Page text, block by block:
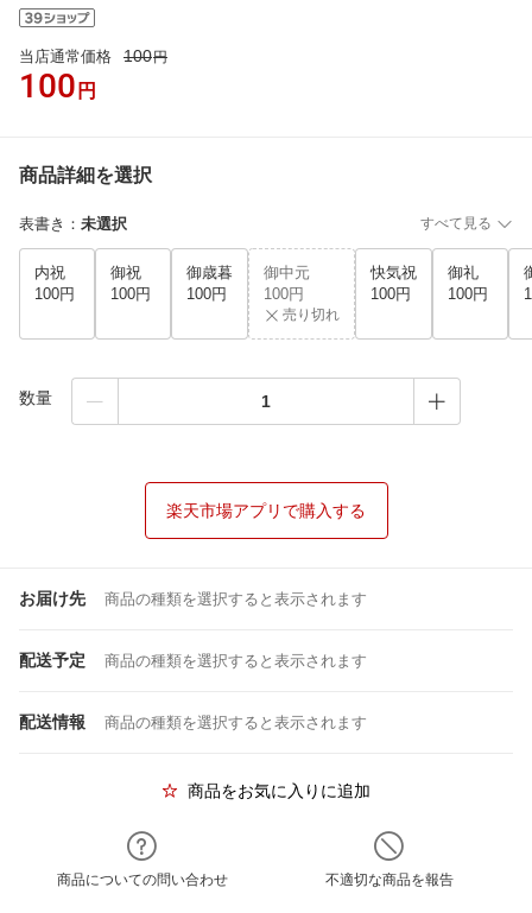
当店通常価格 100円
100 円
商品詳細を選択
表書き ： 未選択 すべて見る
内祝
100円
御祝
100円
御歳暮
100円
御中元
100円
売り切れ
快気祝
100円
御礼
100円
数量
楽天市場アプリで購入する
お届け先 商品の種類を選択すると表示されます
配送予定 商品の種類を選択すると表示されます
配送情報 商品の種類を選択すると表示されます
商品をお気に入りに追加
商品についての問い合わせ 不適切な商品を報告